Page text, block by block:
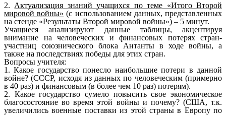
2. Актуализация знаний учащихся по теме «Итого Второй
мировой войны» (с использованием данных, представленных
на стенде «Результаты Второй мировой войны») – 5 минут.
Учащиеся анализируют данные таблицы, акцентируя
внимание на человеческих и финансовых потерях стран-
участниц союзнического блока Антанты в ходе войны, а
также на последствиях победы для этих стран.
Вопросы учителя:
1. Какое государство понесло наибольшие потери в данной
войне? (СССР, исходя из данных по человеческим (примерно
в 40 раз) и финансовым (в более чем 10 раз) потерям).
2. Какое государство сумело повысить свое экономическое
благосостояние во время этой войны и почему? (США, т.к.
увеличились военные поставки из этой страны в Европу по